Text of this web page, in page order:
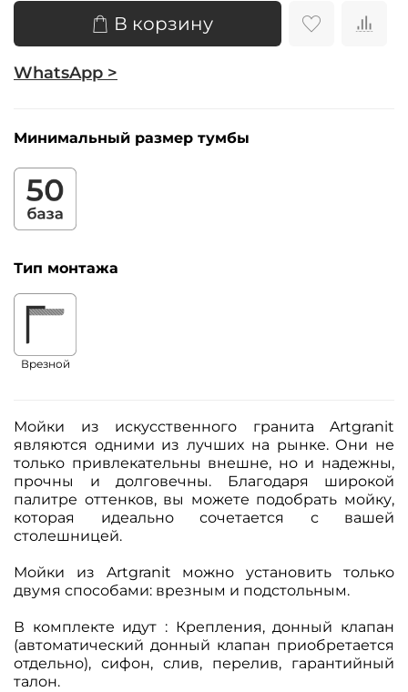
В корзину
WhatsApp >
Минимальный размер тумбы
Тип монтажа
Врезной
Мойки из искусственного гранита Artgranit
являются одними из лучших на рынке. Они не
только привлекательны внешне, но и надежны,
прочны и долговечны. Благодаря широкой
палитре оттенков, вы можете подобрать мойку,
которая идеально сочетается с вашей
столешницей.
Мойки из Artgranit можно установить только
двумя способами: врезным и подстольным.
В комплекте идут : Крепления, донный клапан
(автоматический донный клапан приобретается
отдельно), сифон, слив, перелив, гарантийный
талон.